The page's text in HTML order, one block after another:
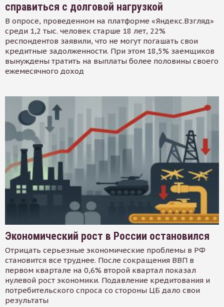
справиться с долговой нагрузкой
В опросе, проведенном на платформе «Яндекс.Взгляд»
среди 1,2 тыс. человек старше 18 лет, 22%
респондентов заявили, что не могут погашать свои
кредитные задолженности. При этом 18,5% заемщиков
вынуждены тратить на выплаты более половины своего
ежемесячного доход
Экономический рост в России остановился
Отрицать серьезные экономические проблемы в РФ
становится все труднее. После сокращения ВВП в
первом квартале на 0,6% второй квартал показал
нулевой рост экономики. Подавление кредитования и
потребительского спроса со стороны ЦБ дало свои
результаты